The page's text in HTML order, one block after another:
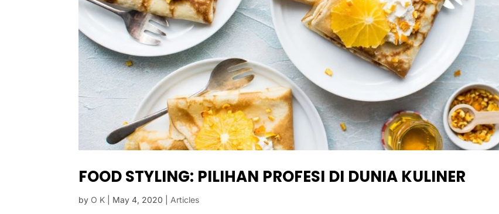
FOOD STYLING: PILIHAN PROFESI DI DUNIA KULINER
by O K May 4, 2020 Articles